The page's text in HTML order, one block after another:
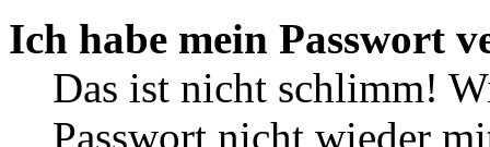
Ich habe mein Passwort
Das ist nicht schlimm!
Passwort nicht wieder